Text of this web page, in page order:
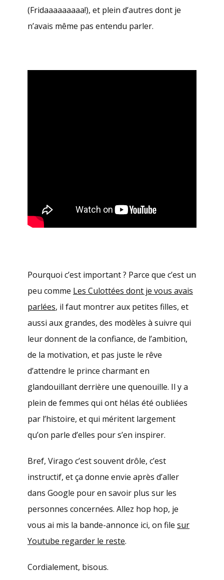
(Fridaaaaaaaaa!), et plein d’autres dont je
n’avais même pas entendu parler.
Pourquoi c’est important ? Parce que c’est un
peu comme Les Culottées dont je vous avais
parlées, il faut montrer aux petites filles, et
aussi aux grandes, des modèles à suivre qui
leur donnent de la confiance, de l’ambition,
de la motivation, et pas juste le rêve
d’attendre le prince charmant en
glandouillant derrière une quenouille. Il y a
plein de femmes qui ont hélas été oubliées
par l’histoire, et qui méritent largement
qu’on parle d’elles pour s’en inspirer.
Bref, Virago c’est souvent drôle, c’est
instructif, et ça donne envie après d’aller
dans Google pour en savoir plus sur les
personnes concernées. Allez hop hop, je
vous ai mis la bande-annonce ici, on file sur
Youtube regarder le reste.
Cordialement, bisous.